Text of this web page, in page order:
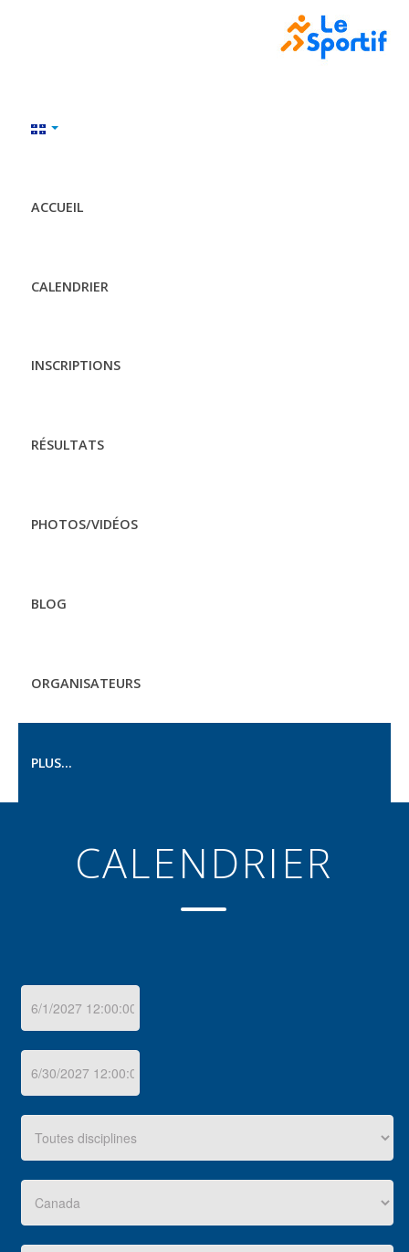
ACCUEIL
CALENDRIER
INSCRIPTIONS
RÉSULTATS
PHOTOS/VIDÉOS
BLOG
ORGANISATEURS
PLUS...
CALENDRIER